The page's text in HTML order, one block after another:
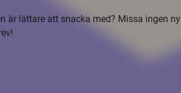
är lättare att snacka med? Missa ingen ny